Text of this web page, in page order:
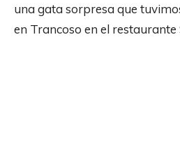
una gata sorpresa que
en Trancoso en el restaurante